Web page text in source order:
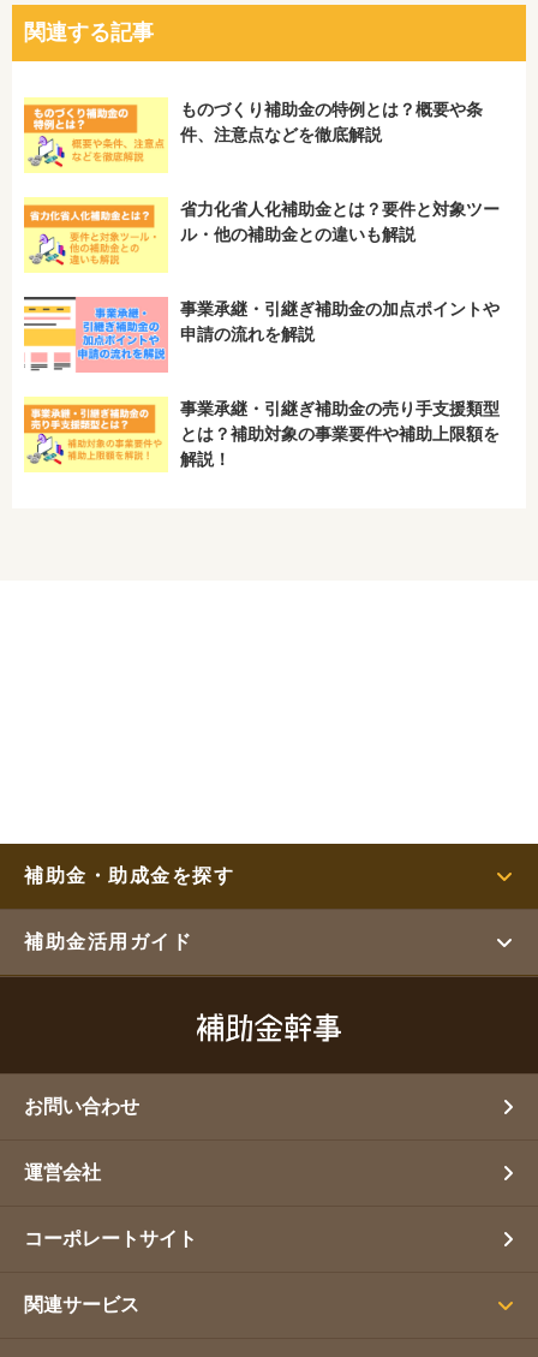
関連する記事
ものづくり補助金の特例とは？概要や条
件、注意点などを徹底解説
省力化省人化補助金とは？要件と対象ツー
ル・他の補助金との違いも解説
事業承継・引継ぎ補助金の加点ポイントや
申請の流れを解説
事業承継・引継ぎ補助金の売り手支援類型
とは？補助対象の事業要件や補助上限額を
解説！
補助金・助成金を探す
補助金活用ガイド
お問い合わせ
運営会社
コーポレートサイト
関連サービス